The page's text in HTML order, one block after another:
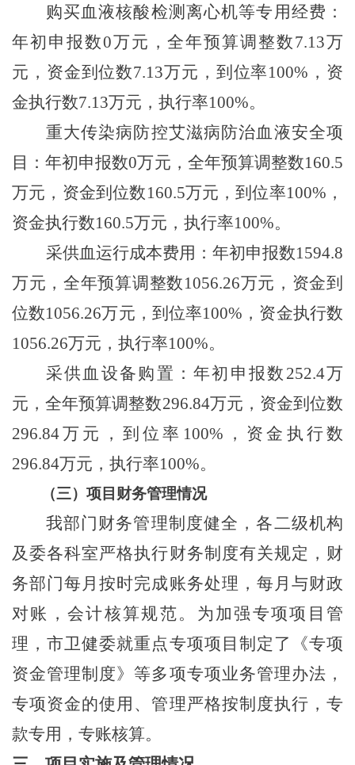
购买血液核酸检测离心机等专用经费：
年初申报数0万元，全年预算调整数7.13万
元，资金到位数7.13万元，到位率100% ，资
金执行数7.13万元，执行率100%。
重大传染病防控艾滋病防治血液安全项
目：年初申报数0万元，全年预算调整数160.5
万元，资金到位数160.5万元，到位率100% ，
资金执行数160.5万元，执行率100%。
采供血运行成本费用：年初申报数1594.8
万元，全年预算调整数1056.26万元，资金到
位数1056.26万元，到位率100% ，资金执行数
1056.26万元，执行率100%。
采供血设备购置：年初申报数 252.4万
元，全年预算调整数296.84万元，资金到位数
296.84万元，到位率 100% ，资金执行数
296.84万元，执行率100%。
（三）项目财务管理情况
我部门财务管理制度健全，各二级机构
及委各科室严格执行财务制度有关规定，财
务部门每月按时完成账务处理，每月与财政
对账，会计核算规范。为加强专项项目管
理，市卫健委就重点专项项目制定了《专项
资金管理制度》等多项专项业务管理办法，
专项资金的使用、管理严格按制度执行，专
款专用，专账核算。